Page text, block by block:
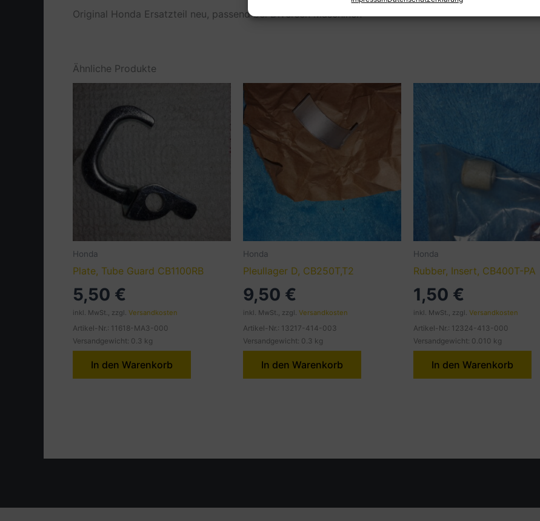
Original Honda Ersatzteil neu, passend bei Diversen Maschinen
Ähnliche Produkte
Honda
Plate, Tube Guard CB1100RB
5,50 €
inkl. MwSt., zzgl. Versandkosten
Artikel-Nr.: 11618-MA3-000
Versandgewicht: 0.3 kg
In den Warenkorb
Honda
Pleullager D, CB250T,T2
9,50 €
inkl. MwSt., zzgl. Versandkosten
Artikel-Nr.: 13217-414-003
Versandgewicht: 0.3 kg
In den Warenkorb
Honda
Rubber, Insert, CB400T-PA
1,50 €
inkl. MwSt., zzgl. Versandkosten
Artikel-Nr.: 12324-413-000
Versandgewicht: 0.010 kg
In den Warenkorb